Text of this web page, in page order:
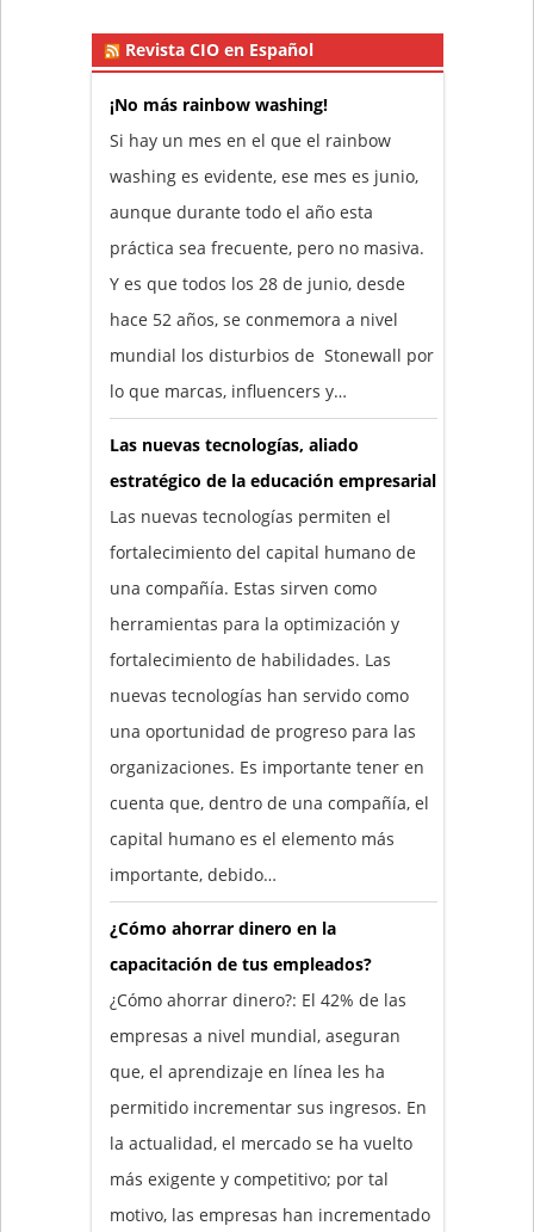
Revista CIO en Español
¡No más rainbow washing!
Si hay un mes en el que el rainbow
washing es evidente, ese mes es junio,
aunque durante todo el año esta
práctica sea frecuente, pero no masiva.
Y es que todos los 28 de junio, desde
hace 52 años, se conmemora a nivel
mundial los disturbios de Stonewall por
lo que marcas, influencers y…
Las nuevas tecnologías, aliado
estratégico de la educación empresarial
Las nuevas tecnologías permiten el
fortalecimiento del capital humano de
una compañía. Estas sirven como
herramientas para la optimización y
fortalecimiento de habilidades. Las
nuevas tecnologías han servido como
una oportunidad de progreso para las
organizaciones. Es importante tener en
cuenta que, dentro de una compañía, el
capital humano es el elemento más
importante, debido…
¿Cómo ahorrar dinero en la
capacitación de tus empleados?
¿Cómo ahorrar dinero?: El 42% de las
empresas a nivel mundial, aseguran
que, el aprendizaje en línea les ha
permitido incrementar sus ingresos. En
la actualidad, el mercado se ha vuelto
más exigente y competitivo; por tal
motivo, las empresas han incrementado